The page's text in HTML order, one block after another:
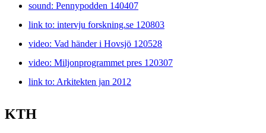
sound: Pennypodden 140407
link to: intervju forskning.se 120803
video: Vad händer i Hovsjö 120528
video: Miljonprogrammet pres 120307
link to: Arkitekten jan 2012
KTH